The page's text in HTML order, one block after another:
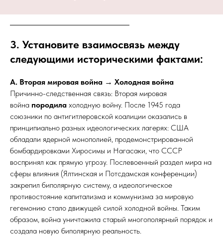
3. Установите взаимосвязь между
следующими историческими фактами:
А. Вторая мировая война → Холодная война
Причинно-следственная связь: Вторая мировая
война породила холодную войну. После 1945 года
союзники по антигитлеровской коалиции оказались в
принципиально разных идеологических лагерях: США
обладали ядерной монополией, продемонстрированной
бомбардировками Хиросимы и Нагасаки, что СССР
воспринял как прямую угрозу. Послевоенный раздел мира на
сферы влияния (Ялтинская и Потсдамская конференции)
закрепил биполярную систему, а идеологическое
противостояние капитализма и коммунизма за мировую
гегемонию стало движущей силой холодной войны. Таким
образом, война уничтожила старый многополярный порядок и
создала новую биполярную реальность.